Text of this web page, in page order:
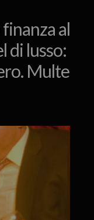
al
di lusso:
Multe